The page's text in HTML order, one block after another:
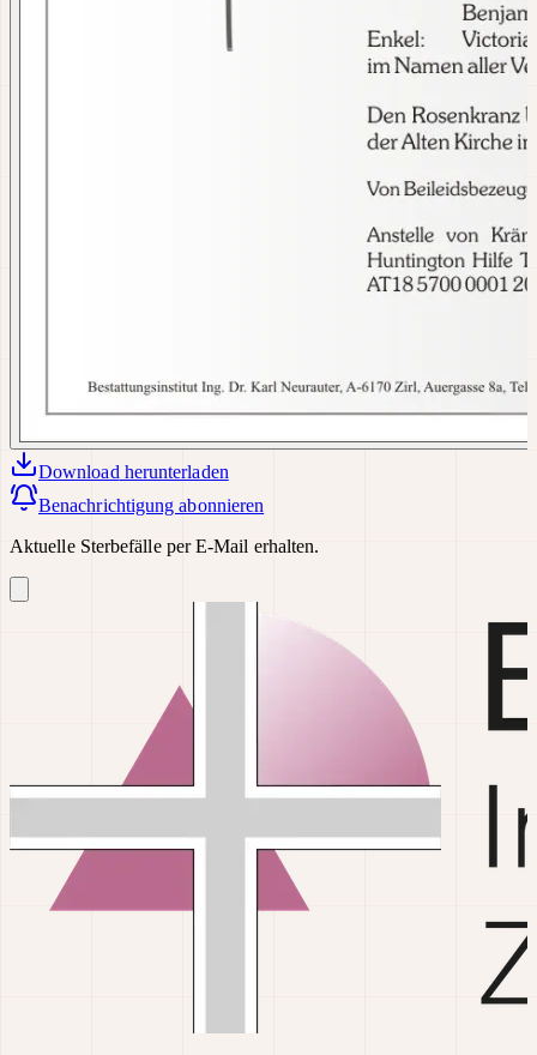
Download herunterladen
Benachrichtigung abonnieren
Aktuelle Sterbefälle per E-Mail erhalten.